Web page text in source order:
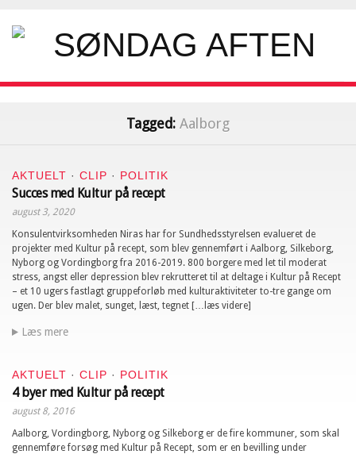
Tagged: Aalborg
AKTUELT · CLIP · POLITIK
Succes med Kultur på recept
august 3, 2020
Konsulentvirksomheden Niras har for Sundhedsstyrelsen evalueret de
projekter med Kultur på recept, som blev gennemført i Aalborg, Silkeborg,
Nyborg og Vordingborg fra 2016-2019. 800 borgere med let til moderat
stress, angst eller depression blev rekrutteret til at deltage i Kultur på Recept
– et 10 ugers fastlagt gruppeforløb med kulturaktiviteter to-tre gange om
ugen. Der blev malet, sunget, læst, tegnet […læs videre]
Læs mere
AKTUELT · CLIP · POLITIK
4 byer med Kultur på recept
august 8, 2016
Aalborg, Vordingborg, Nyborg og Silkeborg er de fire kommuner, som skal
gennemføre forsøg med Kultur på Recept, som er en bevilling under